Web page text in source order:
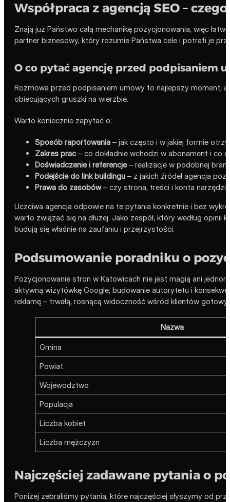
Współpraca z agencją SEO –
Znają już Państwo całą mechanikę pozycjonowania, więc
partner biznesowy, który rozumie Państwa cele i potrafi je
O co pytać agencję przed podpisaniem
Rozmowa przed podpisaniem umowy to najlepszy moment,
obiecujących gruszki na wierzbie.
Warto koniecznie zapytać o:
Sposób raportowania – jak często i w jakiej formie
Zakres prac– co dokładnie wchodzi w abonament i co
Doświadczenie i referencje– realizacje w podobnej
Podejście do link buildingu – z jakich źródeł agencja
Prawa do zasobów– czy strona, treści i konta
Uczciwa agencja odpowie na te pytania konkretnie i bez
warto związać się na dłużej. Jako zespół, który według
budują się właśnie na zaufaniu i przejrzystości.
Podsumowanie poradniku o
Pozycjonowanie stron w Katowicach nie jest magią ani
aktywną wizytówkę Google, budowanie autorytetu i
reklamę – trwałą, rosnącą widoczność wśród klientów
Nazwa
Gmina
Powiat
Wojewodztwo
Populacja
Liczba kobiet
Liczba mężczyzn
Najczęściej zadawane pytania o
Poniżej zebraliśmy pytania, które najczęściej słyszymy od